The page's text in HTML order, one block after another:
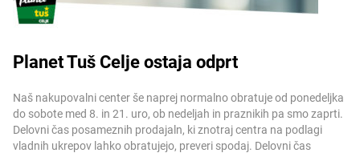
Planet Tuš Celje ostaja odprt
Naš nakupovalni center še naprej normalno obratuje od ponedeljka
do sobote med 8. in 21. uro, ob nedeljah in praznikih pa smo zaprti.
Delovni čas posameznih prodajaln, ki znotraj centra na podlagi
vladnih ukrepov lahko obratujejo, preveri spodaj. Delovni čas